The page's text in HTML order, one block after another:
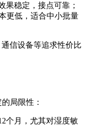
果稳定，接点可靠；
更低，适合中小批量
信设备等追求性价比
局限性：
个月，尤其对湿度敏